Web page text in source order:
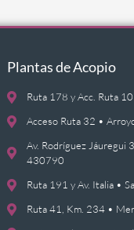
Plantas de Acopio
Ruta 178 y Acc. Ruta
Acceso Ruta 32 •
Av. Rodríguez Jáuregui
430790
Ruta 191 y Av. Italia •
Ruta 41, Km. 234 •